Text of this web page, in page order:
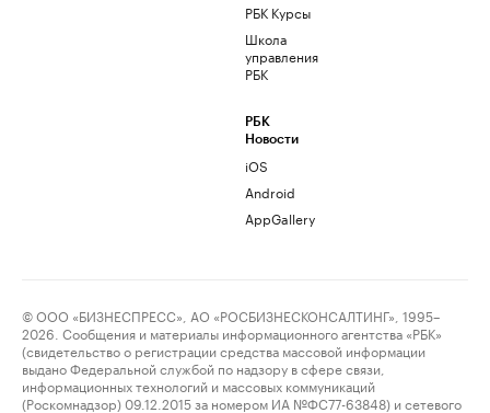
РБК Курсы
Школа
управления
РБК
РБК
Новости
iOS
Android
AppGallery
© ООО «БИЗНЕСПРЕСС», АО «РОСБИЗНЕСКОНСАЛТИНГ», 1995–
2026. Сообщения и материалы информационного агентства «РБК»
(свидетельство о регистрации средства массовой информации
выдано Федеральной службой по надзору в сфере связи,
информационных технологий и массовых коммуникаций
(Роскомнадзор) 09.12.2015 за номером ИА №ФС77-63848) и сетевого